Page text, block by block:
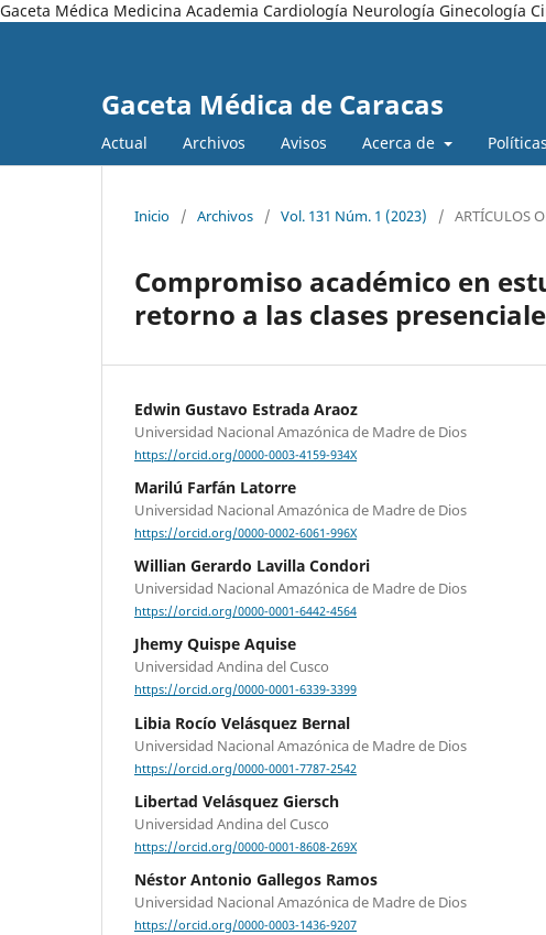
Gaceta Médica Medicina Academia Cardiología Neurología Ginecología
Gaceta Médica de Caracas
Actual Archivos Avisos Acerca de
Inicio / Archivos / Vol. 131 Núm. 1 (2023) / ARTÍCULOS
Compromiso académico en
retorno a las clases
Edwin Gustavo Estrada Araoz
Universidad Nacional Amazónica de Madre de Dios
https://orcid.org/0000-0003-4159-934X
Marilú Farfán Latorre
Universidad Nacional Amazónica de Madre de Dios
https://orcid.org/0000-0002-6061-996X
Willian Gerardo Lavilla Condori
Universidad Nacional Amazónica de Madre de Dios
https://orcid.org/0000-0001-6442-4564
Jhemy Quispe Aquise
Universidad Andina del Cusco
https://orcid.org/0000-0001-6339-3399
Libia Rocío Velásquez Bernal
Universidad Nacional Amazónica de Madre de Dios
https://orcid.org/0000-0001-7787-2542
Libertad Velásquez Giersch
Universidad Andina del Cusco
https://orcid.org/0000-0001-8608-269X
Néstor Antonio Gallegos Ramos
Universidad Nacional Amazónica de Madre de Dios
https://orcid.org/0000-0003-1436-9207